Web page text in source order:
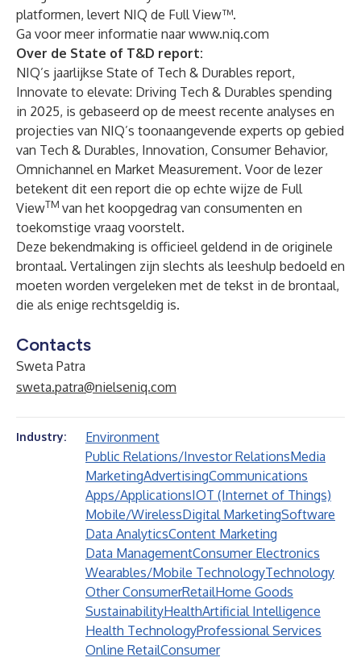
platformen, levert NIQ de Full View™.
Ga voor meer informatie naarwww.niq.com
Over de State of T&D report:
NIQ’s jaarlijkse State of Tech & Durables report,
Innovate to elevate: Driving Tech & Durables spending
in 2025, is gebaseerd op de meest recente analyses en
projecties van NIQ’s toonaangevende experts op gebied
van Tech & Durables, Innovation, Consumer Behavior,
Omnichannel en Market Measurement. Voor de lezer
betekent dit een report die op echte wijze de Full
ViewTM van het koopgedrag van consumenten en
toekomstige vraag voorstelt.
Deze bekendmaking is officieel geldend in de originele
brontaal. Vertalingen zijn slechts als leeshulp bedoeld en
moeten worden vergeleken met de tekst in de brontaal,
die als enige rechtsgeldig is.
Contacts
Sweta Patra
sweta.patra@nielseniq.com
Industry:
Environment
Public Relations/Investor RelationsMedia
MarketingAdvertisingCommunications
Apps/ApplicationsIOT (Internet of Things)
Mobile/WirelessDigital MarketingSoftware
Data AnalyticsContent Marketing
Data ManagementConsumer Electronics
Wearables/Mobile TechnologyTechnology
Other ConsumerRetailHome Goods
SustainabilityHealthArtificial Intelligence
Health TechnologyProfessional Services
Online RetailConsumer